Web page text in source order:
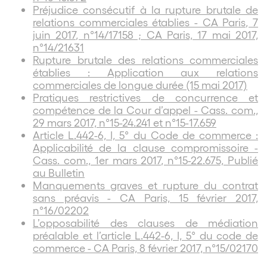
Préjudice consécutif à la rupture brutale de
relations commerciales établies - CA Paris, 7
juin 2017, n°14/17158 ; CA Paris, 17 mai 2017,
n°14/21631
Rupture brutale des relations commerciales
établies : Application aux relations
commerciales de longue durée (15 mai 2017)
Pratiques restrictives de concurrence et
compétence de la Cour d’appel - Cass. com.,
29 mars 2017, n°15-24.241 et n°15-17.659
Article L.442-6, I, 5° du Code de commerce :
Applicabilité de la clause compromissoire -
Cass. com., 1er mars 2017, n°15-22.675, Publié
au Bulletin
Manquements graves et rupture du contrat
sans préavis - CA Paris, 15 février 2017,
n°16/02202
L’opposabilité des clauses de médiation
préalable et l’article L.442-6, I, 5° du code de
commerce - CA Paris, 8 février 2017, n°15/02170